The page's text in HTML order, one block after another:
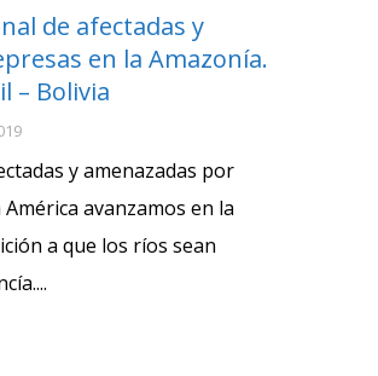
de afectadas y
en la Amazonía.
– Bolivia
y amenazadas por
avanzamos en la
a que los ríos sean